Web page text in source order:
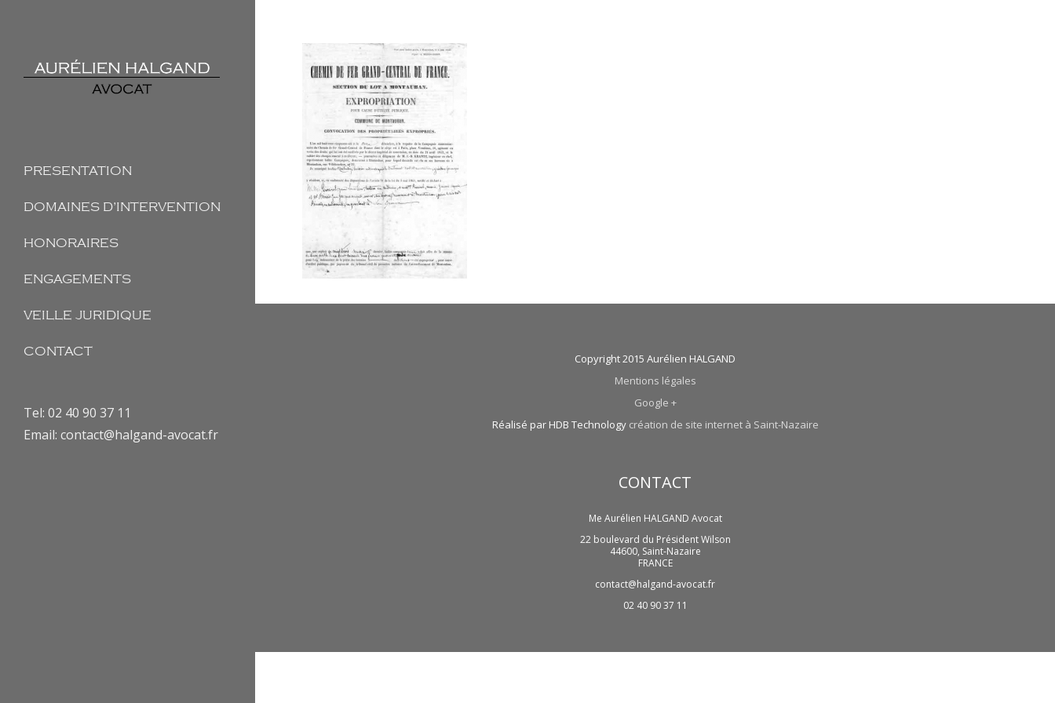
PRESENTATION
DOMAINES D’INTERVENTION
HONORAIRES
ENGAGEMENTS
VEILLE JURIDIQUE
CONTACT
Tel: 02 40 90 37 11
Email: contact@halgand-avocat.fr
Copyright 2015 Aurélien HALGAND
Mentions légales
Google +
Réalisé par HDB Technology création de site internet à Saint-Nazaire
CONTACT
Me Aurélien HALGAND Avocat
22 boulevard du Président Wilson
44600, Saint-Nazaire
FRANCE
contact@halgand-avocat.fr
02 40 90 37 11